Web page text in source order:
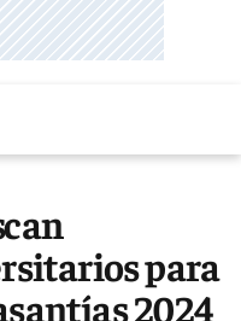
para
2024